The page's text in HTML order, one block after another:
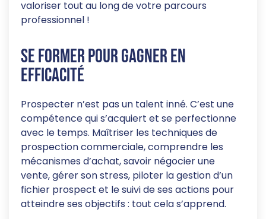
valoriser tout au long de votre parcours
professionnel !
Se former pour gagner en
efficacité
Prospecter n’est pas un talent inné. C’est une
compétence qui s’acquiert et se perfectionne
avec le temps. Maîtriser les techniques de
prospection commerciale, comprendre les
mécanismes d’achat, savoir négocier une
vente, gérer son stress, piloter la gestion d’un
fichier prospect et le suivi de ses actions pour
atteindre ses objectifs : tout cela s’apprend.